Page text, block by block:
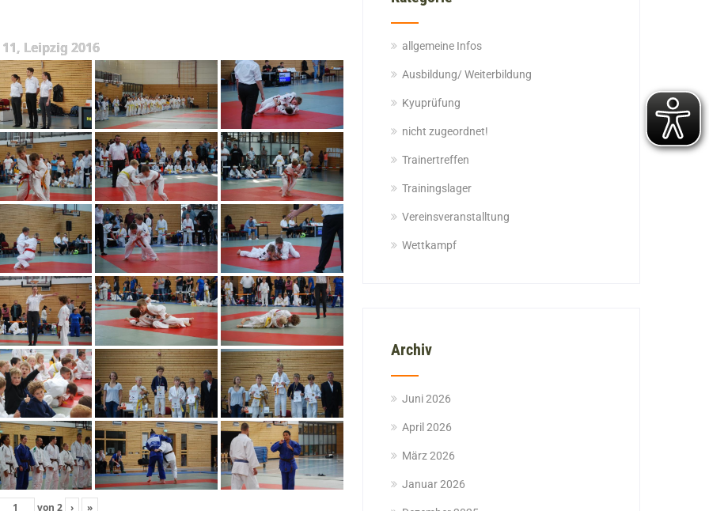
Leipzig 2016
von 2 › »
allgemeine Infos
Ausbildung/ Weiterbildung
Kyuprüfung
nicht zugeordnet!
Trainertreffen
Trainingslager
Vereinsveranstalltung
Wettkampf
Archiv
Juni 2026
April 2026
März 2026
Januar 2026